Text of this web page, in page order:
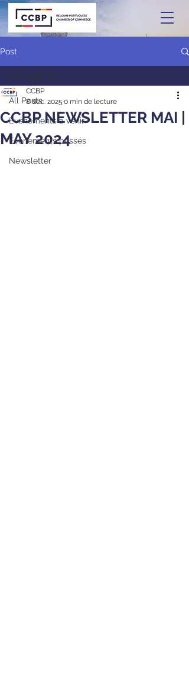
Post
All Posts
Événements à venir
Événements passés
Newsletter
All Posts
CCBP NEWSLETTER MAI |
MAY 2024
CCBP
8 déc. 2025 0 min de lecture